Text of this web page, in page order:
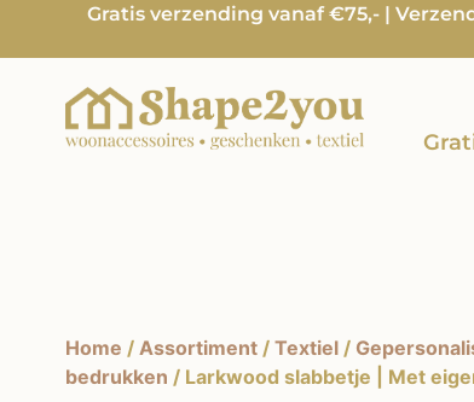
Gratis verzending vanaf €75,- |
Home / Assortiment/ Textiel/
bedrukken / Larkwood slabbetje | Met